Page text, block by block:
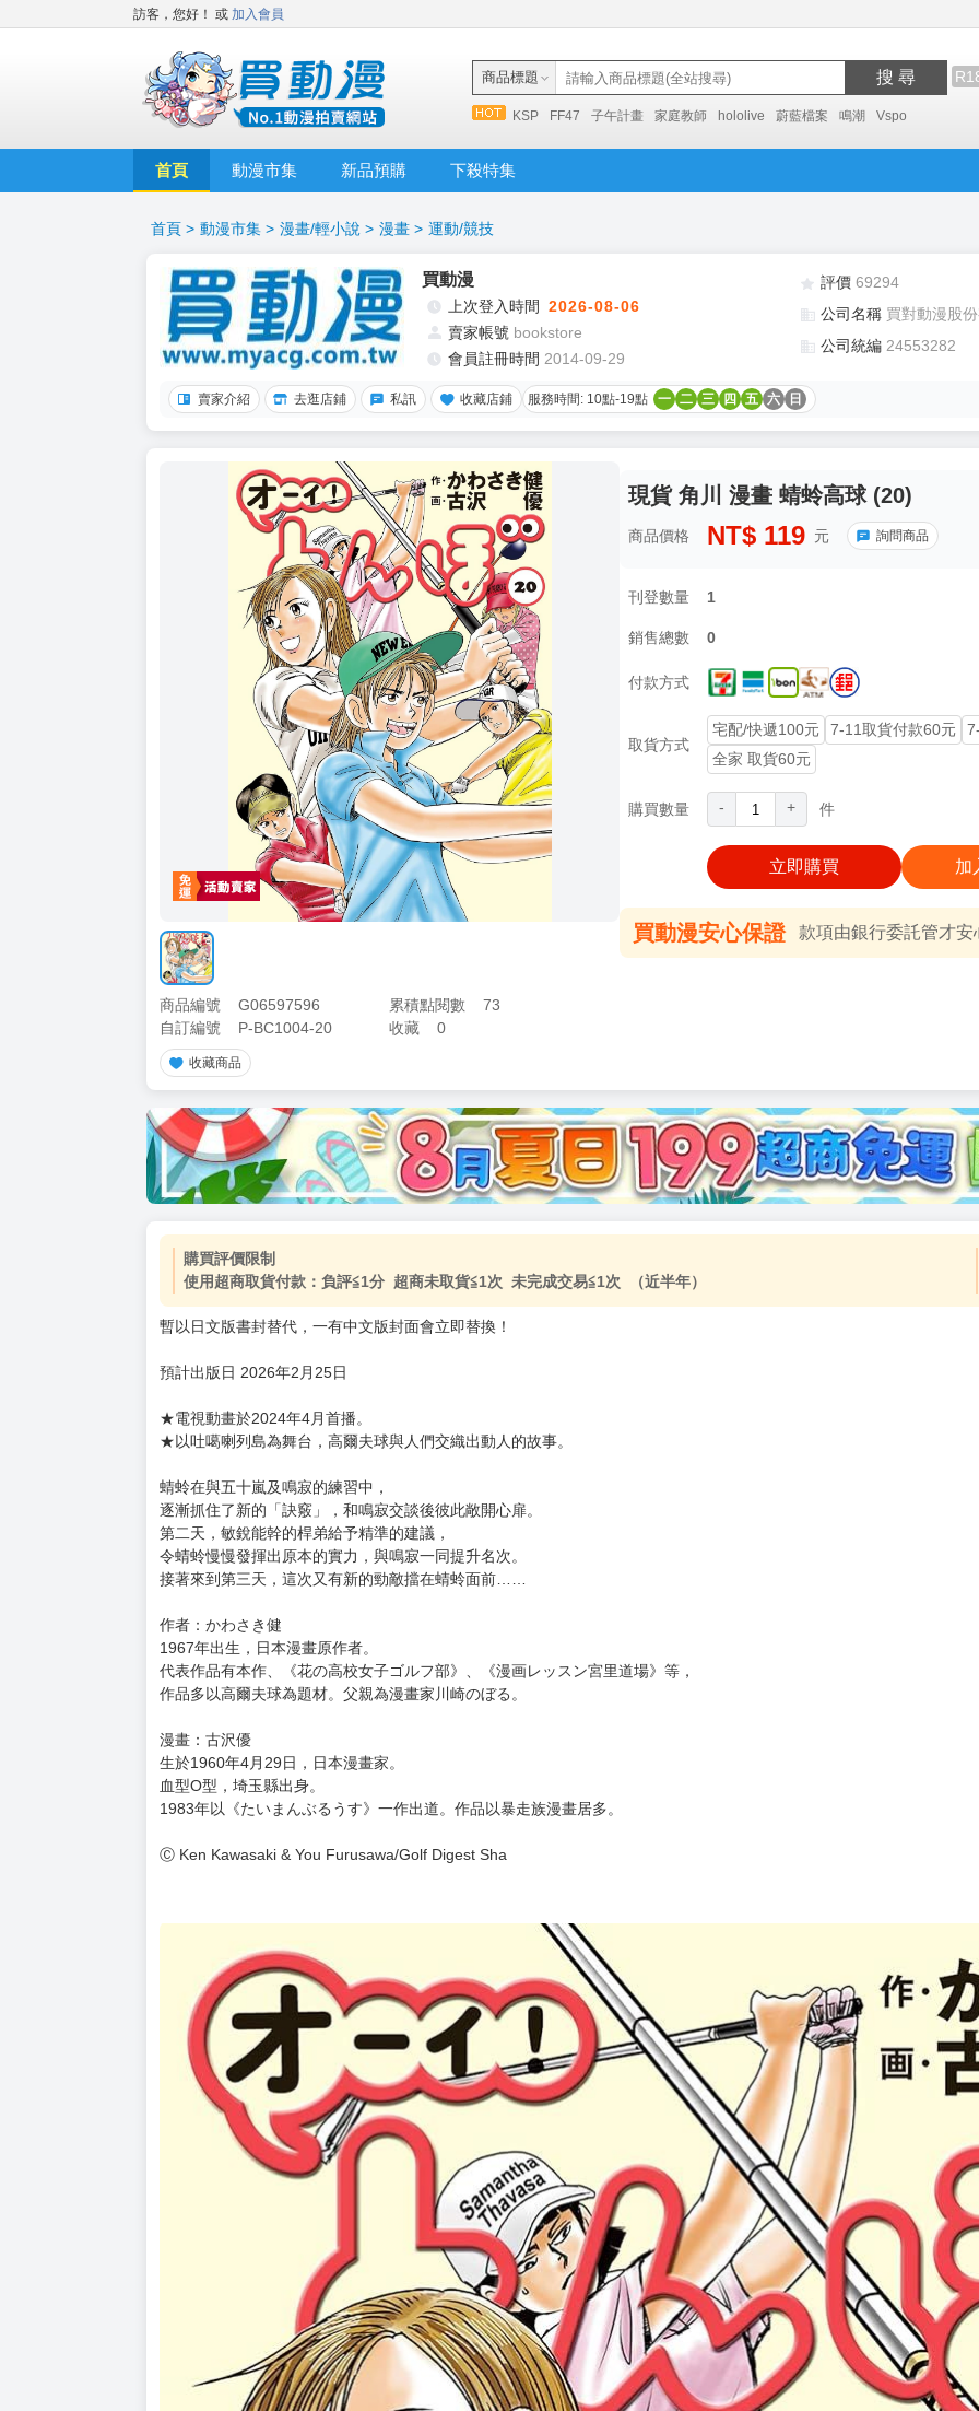
訪客，您好！ 或 加入會員
商品標題 搜 尋
KSP FF47 子午計畫 家庭教師 hololive 蔚藍檔案 鳴潮 Vspo
首頁 動漫市集 新品預購 下殺特集
首頁 > 動漫市集 > 漫畫/輕小說 > 漫畫 > 運動/競技
買動漫
上次登入時間 2026-08-06
賣家帳號 bookstore
會員註冊時間 2014-09-29
評價 69294
公司名稱 買對動漫股
公司統編 24553282
賣家介紹 去逛店鋪 私訊 收藏店鋪 服務時間: 10點-19點 一 二 三 四 五 六 日
商品編號 G06597596 累積點閱數
73
自訂編號
P-BC1004-20 收藏 0
收藏商品
現貨 角川 漫畫 蜻蛉高球 (20)
商品價格 NT$ 119 元 詢問商品
刊登數量 1
銷售總數 0
付款方式
取貨方式
宅配/快遞100元 7-11取貨付款60元
全家 取貨60元
購買數量 - + 件
立即購買 加
買動漫安心保證 款項由銀行委託管才安
加價購 ( 共
(加購品) 買動漫★《$15元-加固紙箱包裝》
-
購買評價限制
使用超商取貨付款：負評≦1分 超商未取貨≦1次 未完成交易≦1次 （近半年）
暫以日文版書封替代，一有中文版封面會立即替換！
★電視動畫於2024年4月首播。
★以吐噶喇列島為舞台，高爾夫球與人們交織出動人的故事。
逐漸抓住了新的「訣竅」，和鳴寂交談後彼此敞開心扉。
第二天，敏銳能幹的桿弟給予精準的建議，
令蜻蛉慢慢發揮出原本的實力，與鳴寂一同提升名次。
接著來到第三天，這次又有新的勁敵擋在蜻蛉面前……
作者：かわさき健
漫畫：古沢優
生於1960年4月29日，日本漫畫家。
血型O型，埼玉縣出身。
1983年以《たいまんぶるうす》一作出道。作品以暴走族漫畫居多。
Ⓒ Ken Kawasaki & You Furusawa/Golf Digest Sha